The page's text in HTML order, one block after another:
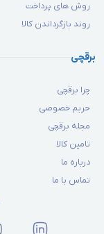
روش های پرداخت
روند بازگرداندن کالا
برقچی
چرا برقچی
حریم خصوصی
مجله برقچی
تامین کالا
درباره ما
تماس با ما